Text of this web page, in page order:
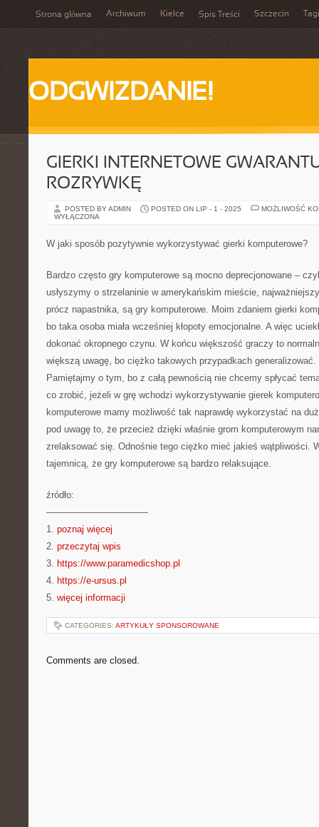
Strona główna Archiwum Kielce Spis Treści Szczecin Tagi
ODGWIZDANIE!
GIERKI INTERNETOWE
ROZRYWKĘ
POSTED BY ADMIN POSTED ON LIP - 1 - 2025
MOŻLIWOŚĆ
WYŁĄCZONA
W jaki sposób pozytywnie wykorzystywać gierki komputerowe?
Bardzo często gry komputerowe są mocno deprecjonowane –
usłyszymy o strzelaninie w amerykańskim mieście,
prócz napastnika, są gry komputerowe. Moim zdaniem gierki
bo taka osoba miała wcześniej kłopoty emocjonalne. A więc
dokonać okropnego czynu. W końcu większość graczy to
większą uwagę, bo ciężko takowych przypadkach generalizować.
Pamiętajmy o tym, bo z całą pewnością nie chcemy spłycać
co zrobić, jeżeli w grę wchodzi wykorzystywanie gierek
komputerowe mamy możliwość tak naprawdę wykorzystać na
pod uwagę to, że przecież dzięki właśnie grom komputerowym
zrelaksować się. Odnośnie tego ciężko mieć jakieś wątpliwości.
tajemnicą, że gry komputerowe są bardzo relaksujące.
źródło:
———————————
1. poznaj więcej
2. przeczytaj wpis
3. https://www.paramedicshop.pl
4. https://e-ursus.pl
5. więcej informacji
CATEGORIES: ARTYKUŁY SPONSOROWANE
Comments are closed.